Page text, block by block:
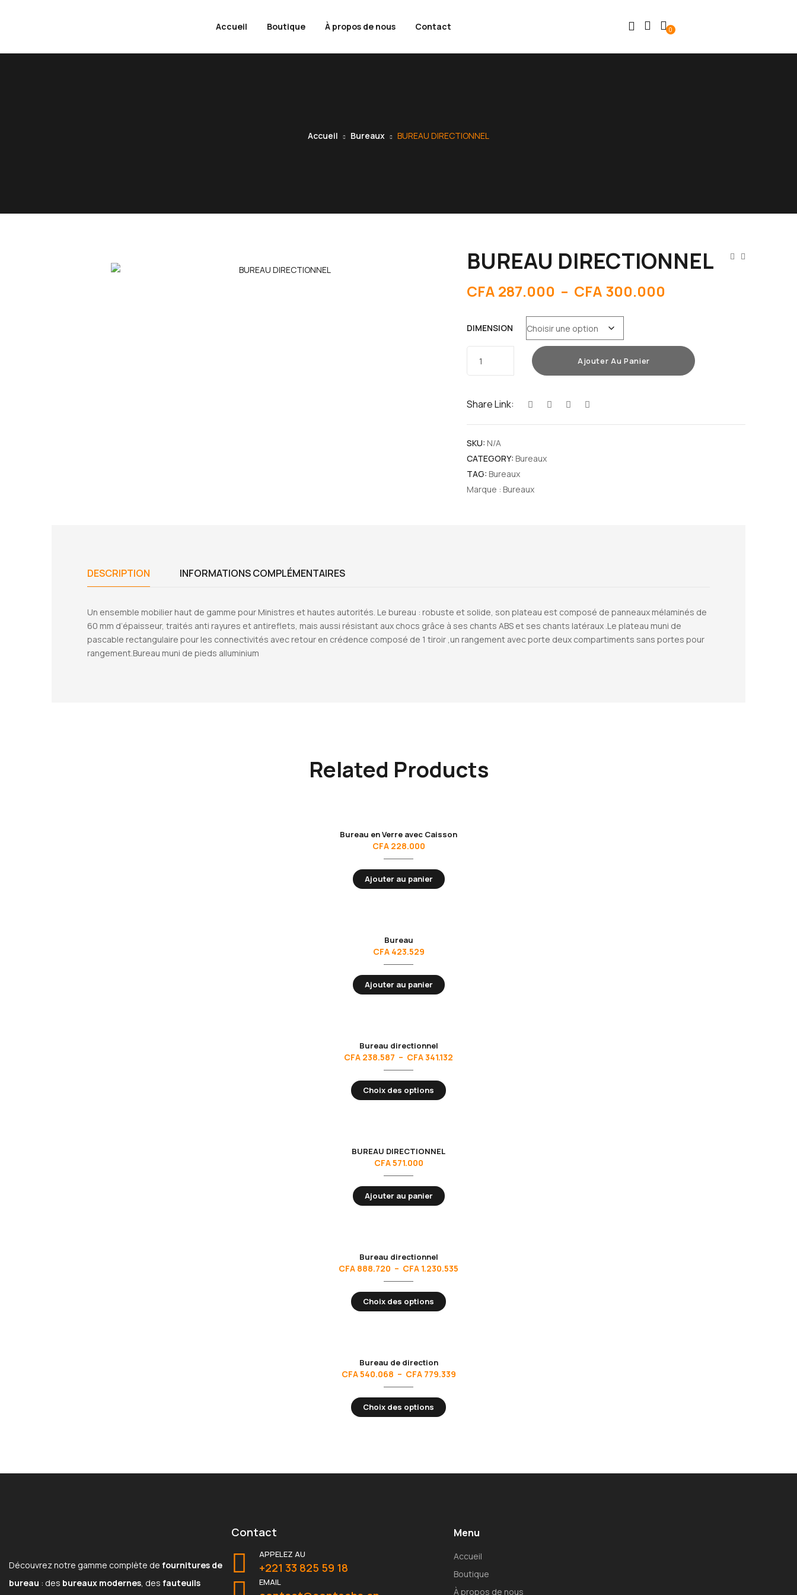
Accueil Boutique À propos de nous Contact 0
Accueil Bureaux BUREAU DIRECTIONNEL
BUREAU DIRECTIONNEL
CFA 287.000 – CFA 300.000
DIMENSION
Ajouter Au Panier
Share Link:
SKU: N/A
CATEGORY: Bureaux
TAG: Bureaux
Marque : Bureaux
DESCRIPTION INFORMATIONS COMPLÉMENTAIRES
Un ensemble mobilier haut de gamme pour Ministres et hautes autorités. Le bureau : robuste et solide, son plateau est composé de panneaux mélaminés de
60 mm d’épaisseur, traités anti rayures et antireflets, mais aussi résistant aux chocs grâce à ses chants ABS et ses chants latéraux .Le plateau muni de
pascable rectangulaire pour les connectivités avec retour en crédence composé de 1 tiroir ,un rangement avec porte deux compartiments sans portes pour
rangement.Bureau muni de pieds alluminium
Related Products
Bureau en Verre avec Caisson
CFA228.000
Ajouter au panier
Bureau
CFA423.529
Ajouter au panier
Bureau directionnel
CFA 238.587 – CFA341.132
Choix des options
BUREAU DIRECTIONNEL
CFA571.000
Ajouter au panier
Bureau directionnel
CFA 888.720 – CFA 1.230.535
Choix des options
Bureau de direction
CFA540.068 – CFA779.339
Choix des options
Découvrez notre gamme complète de fournitures de
bureau : des bureaux modernes , des fauteuils
Contact
APPELEZ AU
+221 33 825 59 18
EMAIL
Menu
Accueil
Boutique
À propos de nous